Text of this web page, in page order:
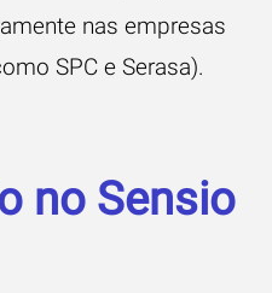
nas empresas
SPC e Serasa).
no Sensio